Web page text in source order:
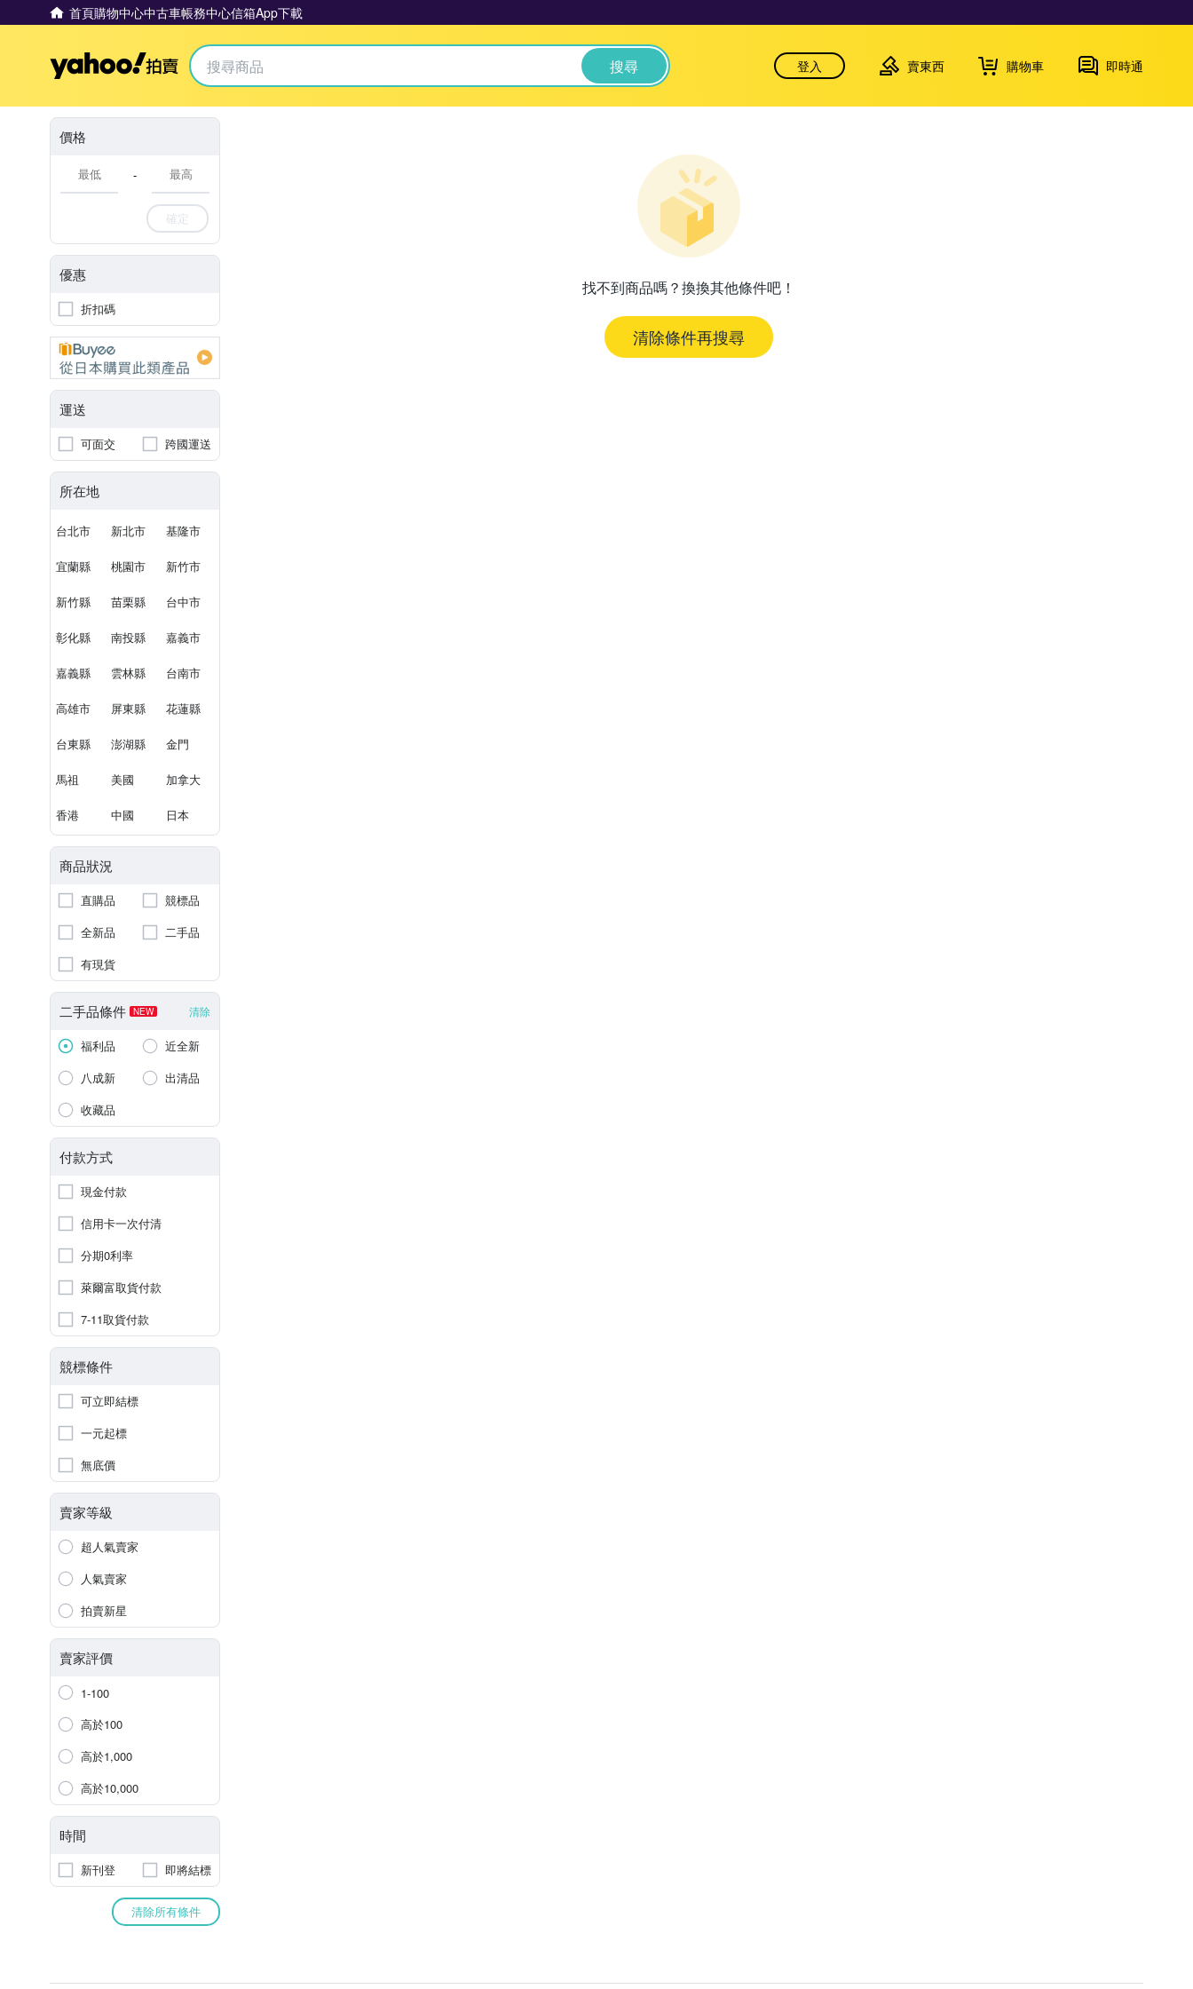
首頁購物中心中古車帳務中心信箱App下載
Yahoo拍賣 搜尋 登入 賣東西 購物車 即時通
價格
-
確定
優惠
折扣碼
運送
可面交 跨國運送
所在地
台北市 新北市 基隆市
宜蘭縣 桃園市 新竹市
新竹縣 苗栗縣 台中市
彰化縣 南投縣 嘉義市
嘉義縣 雲林縣 台南市
高雄市 屏東縣 花蓮縣
台東縣 澎湖縣 金門
馬祖 美國 加拿大
香港 中國 日本
商品狀況
直購品
競標品
全新品
二手品
有現貨
二手品條件 NEW 清除
福利品
近全新
八成新
出清品
收藏品
付款方式
現金付款
信用卡一次付清
分期0利率
萊爾富取貨付款
7-11取貨付款
競標條件
可立即結標
一元起標
無底價
賣家等級
超人氣賣家
人氣賣家
拍賣新星
賣家評價
1-100
高於100
高於1,000
高於10,000
時間
新刊登 即將結標
清除所有條件
找不到商品嗎？換換其他條件吧！
清除條件再搜尋